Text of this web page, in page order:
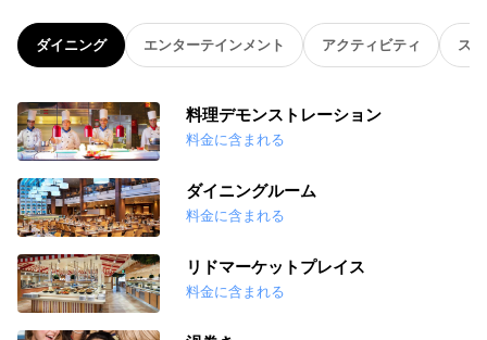
ダイニング エンターテインメント アクティビティ ス
料理デモンストレーション
料金に含まれる
ダイニングルーム
料金に含まれる
リドマーケットプレイス
料金に含まれる